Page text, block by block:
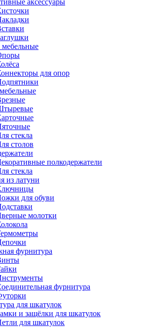
аксессуары
для опор
стекла
столов
полкодержатели
стекла
из латуни
для обуви
молотки
фурнитура
фурнитура
для шкатулок
и защёлки для шкатулок
для шкатулок